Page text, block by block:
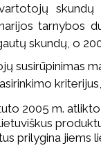
tarnybos
skundų, o
susirūpinimas
2005 m.
prilygina jiems